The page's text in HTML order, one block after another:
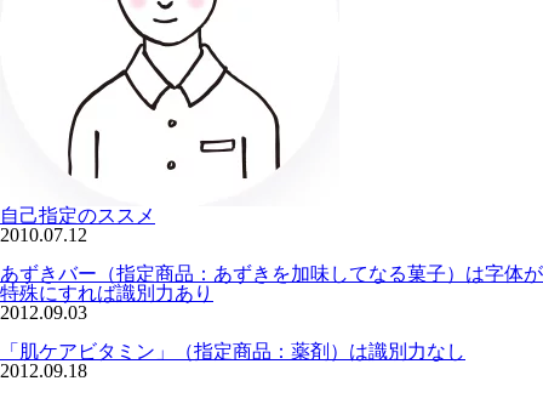
自己指定のススメ
2010.07.12
あずきバー（指定商品：あずきを加味してなる菓子）は字体が
特殊にすれば識別力あり
2012.09.03
「肌ケアビタミン」（指定商品：薬剤）は識別力なし
2012.09.18